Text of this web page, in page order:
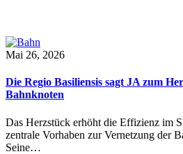
Mai 26, 2026
Die Regio Basiliensis sagt JA zum
Bahnknoten
Das Herzstück erhöht die Effizienz im
zentrale Vorhaben zur Vernetzung der
Seine…